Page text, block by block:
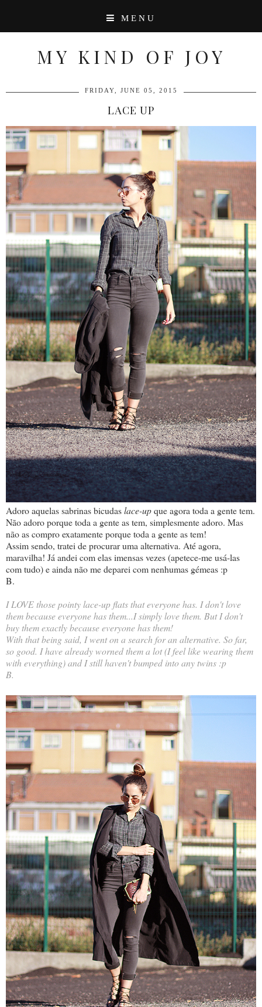
MENU
MY KIND OF JOY
FRIDAY, JUNE 05, 2015
LACE UP
Adoro aquelas sabrinas bicudaslace-upque agora toda a gente tem.
Não adoro porque toda a gente as tem, simplesmente adoro. Mas
não as compro exatamente porque toda a gente as tem!
Assim sendo, tratei de procurar uma alternativa. Até agora,
maravilha! Já andei com elas imensas vezes (apetece-me usá-las
com tudo) e ainda não me deparei com nenhumas gémeas :p
B.
I LOVE those pointy lace-up flats that everyone has. I don't love
them because everyone has them...I simply love them. But I don't
buy them exactly because everyone has them!
With that being said, I went on a search for an alternative. So far,
so good. I have already worned them a lot (I feel like wearing them
with everything) and I still haven't bumped into any twins :p
B.